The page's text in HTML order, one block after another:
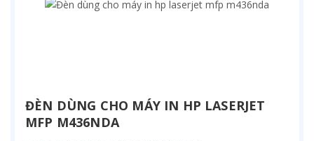
ĐÈN DÙNG CHO MÁY IN HP LASERJET
MFP M436NDA